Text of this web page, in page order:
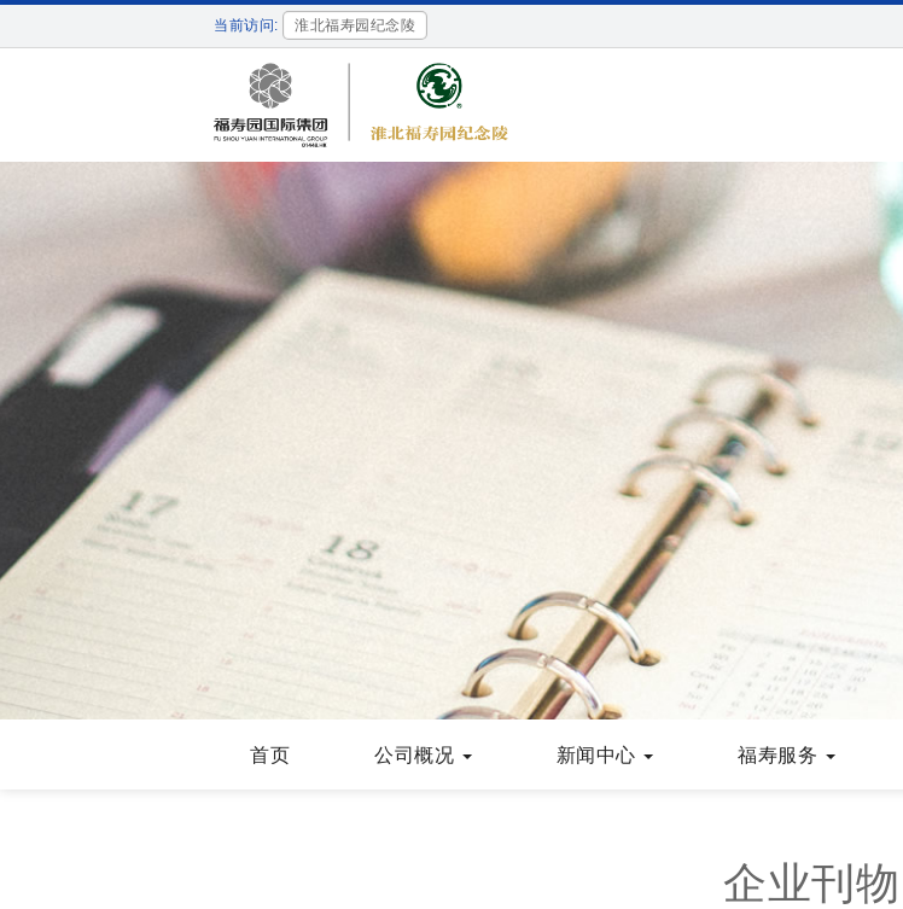
当前访问: 淮北福寿园纪念陵
首页 公司概况 新闻中心 福寿服务
企业刊物